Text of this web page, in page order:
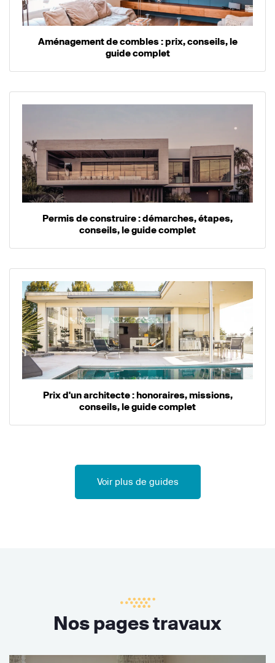
Aménagement de combles : prix, conseils, le
guide complet
Permis de construire : démarches, étapes,
conseils, le guide complet
Prix d'un architecte : honoraires, missions,
conseils, le guide complet
Voir plus de guides
Nos pages travaux